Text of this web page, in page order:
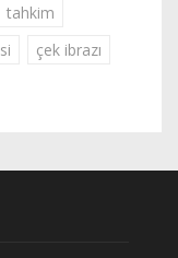
tahkim
çek ibrazı